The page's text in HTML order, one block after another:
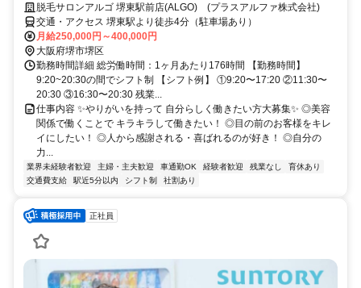
脱毛サロンアルゴ 堺東駅前店(ALGO) (プラスアルファ株式会社)
交通・アクセス 堺東駅より徒歩4分（駐車場あり）
月給250,000円～400,000円
大阪府堺市堺区
勤務時間詳細 総労働時間：1ヶ月あたり176時間 【勤務時間】
9:20~20:30の間でシフト制 【シフト例】 ①9:20〜17:20 ②11:30〜
20:30 ③16:30〜20:30 残業...
仕事内容 ✨やりがいを持って 自分らしく働きたい方大募集✨ ◎美容
関係で働くことで キラキラして働きたい！ ◎目の前のお客様をキレ
イにしたい！ ◎人から感謝される・喜ばれるのが好き！ ◎自分の
力...
業界未経験者歓迎 主婦・主夫歓迎 車通勤OK 経験者歓迎 残業なし
育休あり
交通費支給
駅近5分以内 シフト制 社割あり
正社員